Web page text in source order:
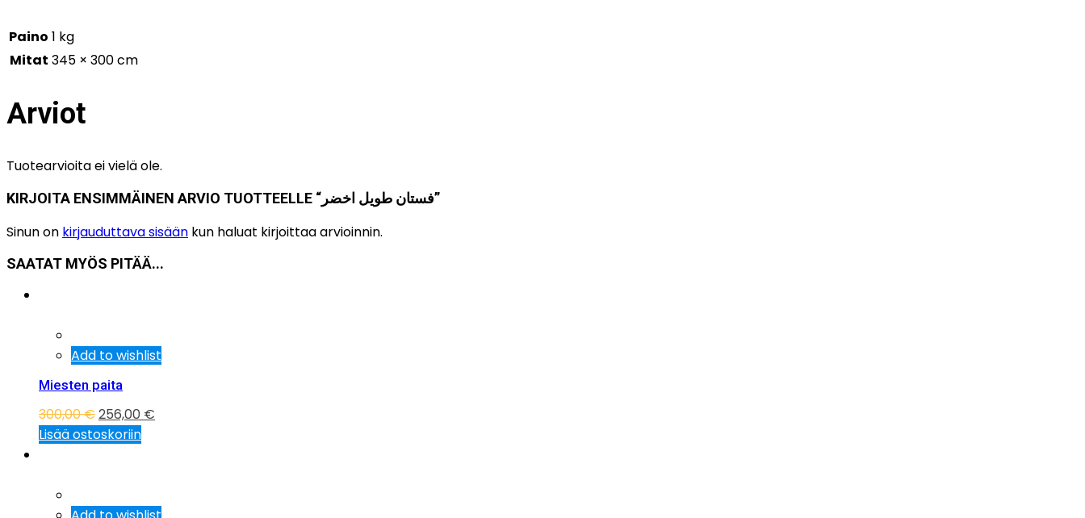
Paino 1 kg
Mitat 345 × 300 cm
Arviot
Tuotearvioita ei vielä ole.
KIRJOITA ENSIMMÄINEN ARVIO TUOTTEELLE “فستان طويل اخضر”
Sinun on kirjauduttava sisään kun haluat kirjoittaa arvioinnin.
SAATAT MYÖS PITÄÄ...
Add to wishlist
Miesten paita
300,00€256,00 €
Lisää ostoskoriin